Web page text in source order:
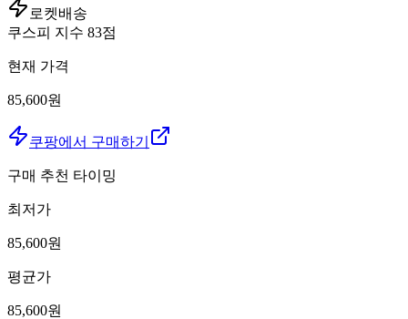
로켓배송
쿠스피 지수 83점
현재 가격
85,600원
쿠팡에서 구매하기
구매 추천 타이밍
최저가
85,600원
평균가
85,600원